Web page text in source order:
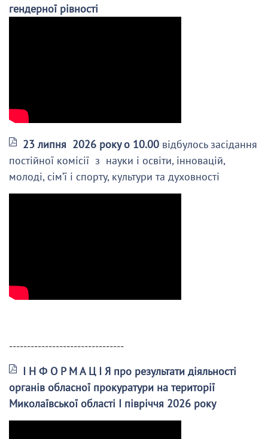
гендерної рівності
23 липня 2026 року о 10.00 відбулось засідання
постійної комісії з науки і освіти, інновацій,
молоді, сім’ї і спорту, культури та духовності
--------------------------------
І Н Ф О Р М А Ц І Я про результати діяльності
органів обласної прокуратури на території
Миколаївської області І півріччя 2026 року